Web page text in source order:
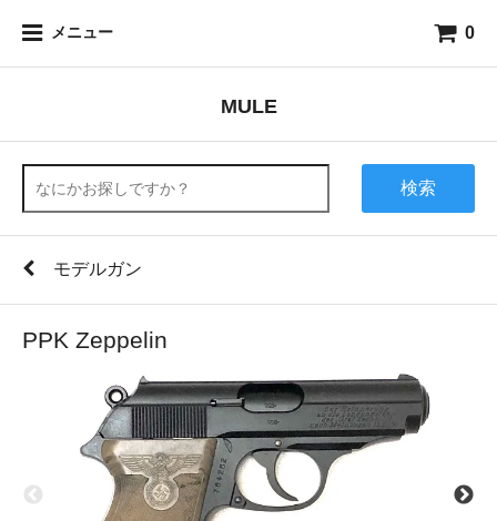
メニュー 0
MULE
検索
モデルガン
PPK Zeppelin